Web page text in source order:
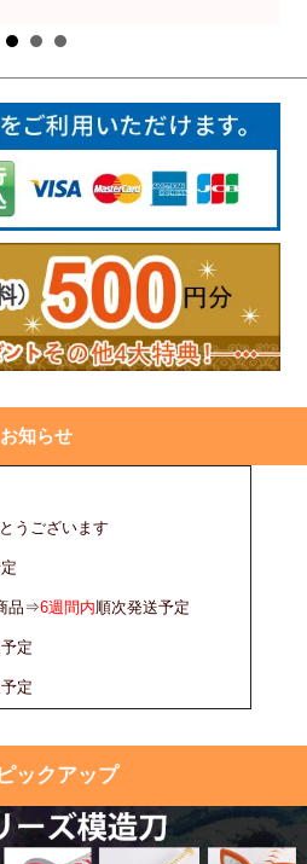
お知らせ
うございます
品⇒6週間内 順次発送予定
定
定
般の事情により誠に勝手ながら
す。皆様には大変ご迷惑をおか
上げます。
ックアップ